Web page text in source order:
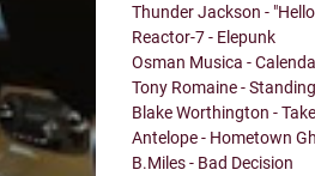
Thunder Jackson -
Reactor-7 - Elepunk
Osman Musica -
Tony Romaine -
Blake Worthington -
Antelope - Hometown
B.Miles - Bad Decision